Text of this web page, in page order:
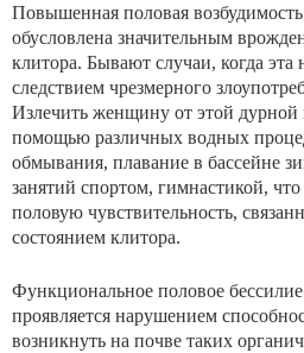
Повышенная половая
обусловлена значительным
клитора. Бывают случаи, когда эта
следствием чрезмерного
Излечить женщину от этой
помощью различных водных
обмывания, плавание в бассейне
занятий спортом, гимнастикой,
половую чувствительность,
состоянием клитора.
Функциональное половое
проявляется нарушением
возникнуть на почве таких